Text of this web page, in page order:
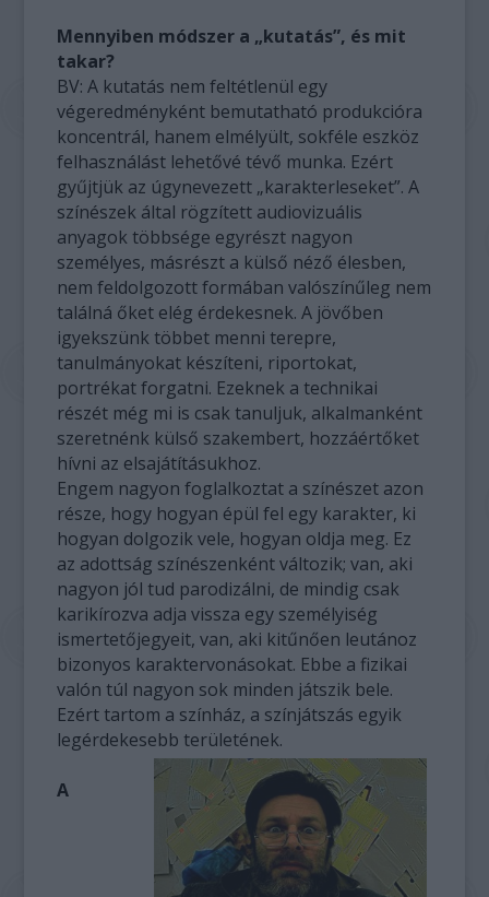
Mennyiben módszer a „kutatás”, és mit
takar?
BV: A kutatás nem feltétlenül egy
végeredményként bemutatható produkcióra
koncentrál, hanem elmélyült, sokféle eszköz
felhasználást lehetővé tévő munka. Ezért
gyűjtjük az úgynevezett „karakterleseket”. A
színészek által rögzített audiovizuális
anyagok többsége egyrészt nagyon
személyes, másrészt a külső néző élesben,
nem feldolgozott formában valószínűleg nem
találná őket elég érdekesnek. A jövőben
igyekszünk többet menni terepre,
tanulmányokat készíteni, riportokat,
portrékat forgatni. Ezeknek a technikai
részét még mi is csak tanuljuk, alkalmanként
szeretnénk külső szakembert, hozzáértőket
hívni az elsajátításukhoz.
Engem nagyon foglalkoztat a színészet azon
része, hogy hogyan épül fel egy karakter, ki
hogyan dolgozik vele, hogyan oldja meg. Ez
az adottság színészenként változik; van, aki
nagyon jól tud parodizálni, de mindig csak
karikírozva adja vissza egy személyiség
ismertetőjegyeit, van, aki kitűnően leutánoz
bizonyos karaktervonásokat. Ebbe a fizikai
valón túl nagyon sok minden játszik bele.
Ezért tartom a színház, a színjátszás egyik
legérdekesebb területének.
A